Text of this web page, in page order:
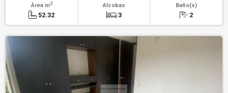
Área m2
52.32
Alcobas
3
Baño(s)
2